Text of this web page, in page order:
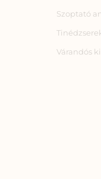
Szoptató
Várandós